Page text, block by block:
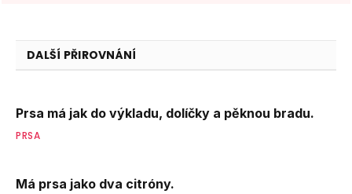
DALŠÍ PŘIROVNÁNÍ
Prsa má jak do výkladu, dolíčky a pěknou bradu.
PRSA
Má prsa jako dva citróny.